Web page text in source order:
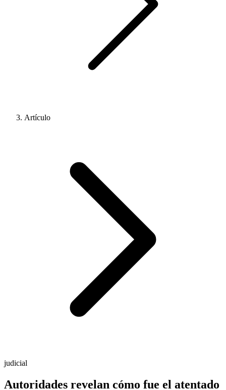
Artículo
judicial
Autoridades revelan cómo fue el atentado